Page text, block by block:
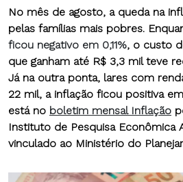
No mês de agosto, a queda na
pelas famílias mais pobres.
ficou negativo em 0,11%, o custo
que ganham até R$ 3,3 mil teve
Já na outra ponta, lares com
22 mil, a inflação ficou positiva em
está no boletim mensal Inflação
Instituto de Pesquisa Econômica
vinculado ao Ministério do